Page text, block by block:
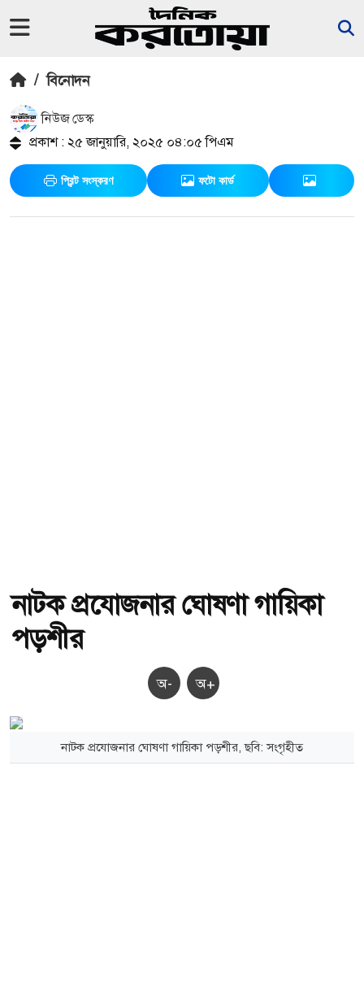
/ বিনোদন
নিউজ ডেস্ক
প্রকাশ : ২৫ জানুয়ারি, ২০২৫ ০৪:০৫ পিএম
প্রিন্ট সংস্করণ ফটো কার্ড
নাটক প্রযোজনার ঘোষণা গায়িকা
পড়শীর
অ- অ+
নাটক প্রযোজনার ঘোষণা গায়িকা পড়শীর, ছবি: সংগৃহীত